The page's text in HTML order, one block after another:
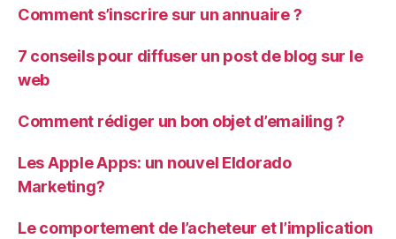
Comment s’inscrire sur un annuaire ?
7 conseils pour diffuser un post de blog sur le
web
Comment rédiger un bon objet d’emailing ?
Les Apple Apps: un nouvel Eldorado
Marketing?
Le comportement de l’acheteur et l’implication